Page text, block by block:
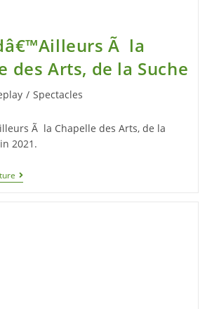
Ã la
des Arts, de la Suche
/ Spectacles
Ã la Chapelle des Arts, de la
2021.